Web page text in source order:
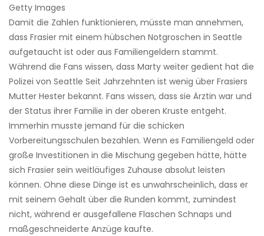
Getty Images
Damit die Zahlen funktionieren, müsste man annehmen,
dass Frasier mit einem hübschen Notgroschen in Seattle
aufgetaucht ist oder aus Familiengeldern stammt.
Während die Fans wissen, dass Marty weiter gedient hat die
Polizei von Seattle Seit Jahrzehnten ist wenig über Frasiers
Mutter Hester bekannt. Fans wissen, dass sie Ärztin war und
der Status ihrer Familie in der oberen Kruste entgeht.
Immerhin musste jemand für die schicken
Vorbereitungsschulen bezahlen. Wenn es Familiengeld oder
große Investitionen in die Mischung gegeben hätte, hätte
sich Frasier sein weitläufiges Zuhause absolut leisten
können. Ohne diese Dinge ist es unwahrscheinlich, dass er
mit seinem Gehalt über die Runden kommt, zumindest
nicht, während er ausgefallene Flaschen Schnaps und
maßgeschneiderte Anzüge kaufte.